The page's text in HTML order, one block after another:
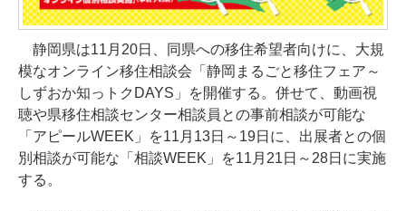
静岡県は11月20日、同県への移住希望者向けに、大規
模なオンライン移住相談会「静岡まるごと移住フェア～
しずおか知っトクDAYS」を開催する。併せて、動画視
聴や県移住相談センター相談員との事前相談が可能な
「アピールWEEK」を11月13日～19日に、出展者との個
別相談が可能な「相談WEEK」を11月21日～28日に実施
する。